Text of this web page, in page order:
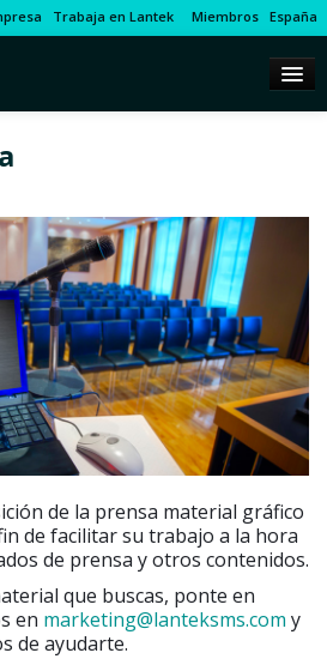
Trabaja en Lantek Miembros España
de la prensa material gráfico
de facilitar su trabajo a la hora
de prensa y otros contenidos.
que buscas, ponte en
en marketing@lanteksms.com y
de ayudarte.